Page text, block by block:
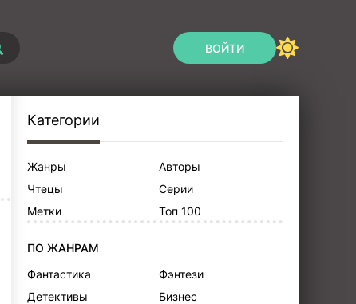
ВОЙТИ
Категории
Жанры
Авторы
Чтецы
Серии
Метки
Топ 100
ПО ЖАНРАМ
Фантастика
Фэнтези
Детективы
Бизнес